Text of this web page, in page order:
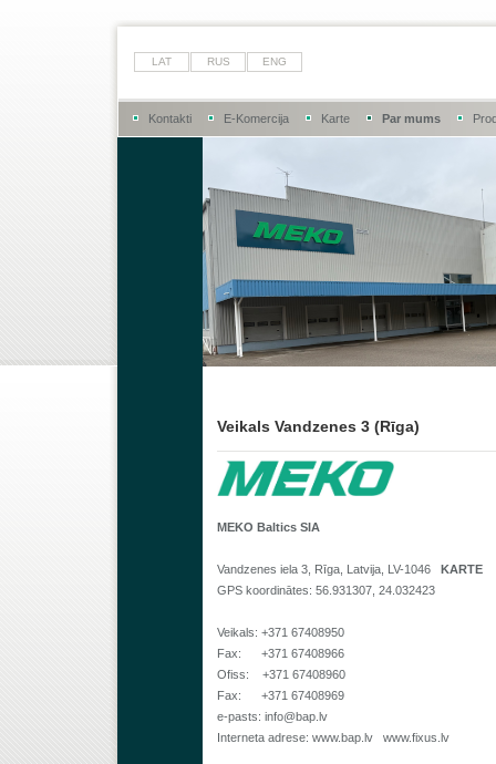
LAT RUS ENG
Kontakti E-Komercija Karte Par mums
Veikals Vandzenes 3 (Rīga)
MEKO Baltics SIA
Vandzenes iela 3, Rīga, Latvija, LV-1046 KARTE
GPS koordinātes: 56.931307, 24.032423
Veikals: +371 67408950
Fax: +371 67408966
Ofiss: +371 67408960
Fax: +371 67408969
e-pasts: info@bap.lv
Interneta adrese: www.bap.lv www.fixus.lv